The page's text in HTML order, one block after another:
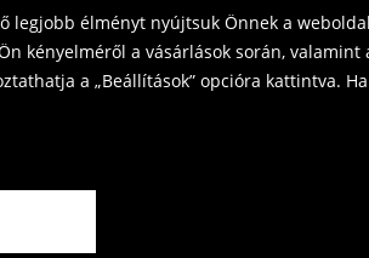
élményt nyújtsuk Önnek a
kényelméről a vásárlások során,
a „Beállítások” opcióra kattintva.